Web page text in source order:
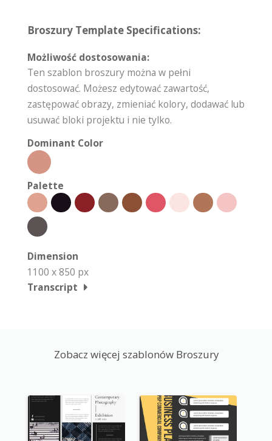
Broszury Template Specifications:
Możliwość dostosowania:
Ten szablon broszury można w pełni
dostosować. Możesz edytować zawartość,
zastępować obrazy, zmieniać kolory, dodawać lub
usuwać bloki projektu i nie tylko.
Dominant Color
Palette
Dimension
1100 x 850 px
Transcript
Zobacz więcej szablonów Broszury